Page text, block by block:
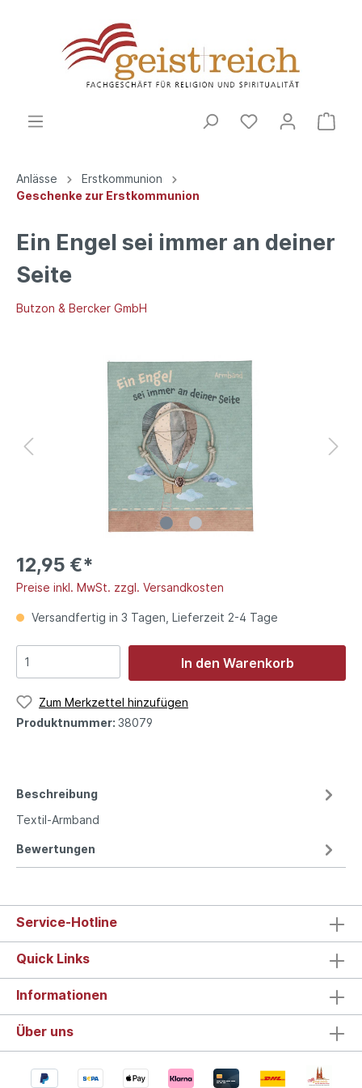
Anlässe
Erstkommunion
Geschenke zur Erstkommunion
Ein Engel sei immer an deiner
Seite
Butzon & Bercker GmbH
12,95 €*
Preise inkl. MwSt. zzgl. Versandkosten
Versandfertig in 3 Tagen, Lieferzeit 2-4 Tage
In den Warenkorb
Zum Merkzettel hinzufügen
Produktnummer: 38079
Beschreibung
Textil-Armband
Bewertungen
Service-Hotline
Quick Links
Informationen
Über uns